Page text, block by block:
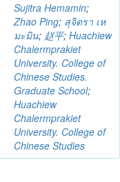
Sujitra Hemamin;
Zhao Ping; สุจิตรา เห
มะมิน; 赵平; Huachiew
Chalermprakiet
University. College of
Chinese Studies.
Graduate School;
Huachiew
Chalermprakiet
University. College of
Chinese Studies